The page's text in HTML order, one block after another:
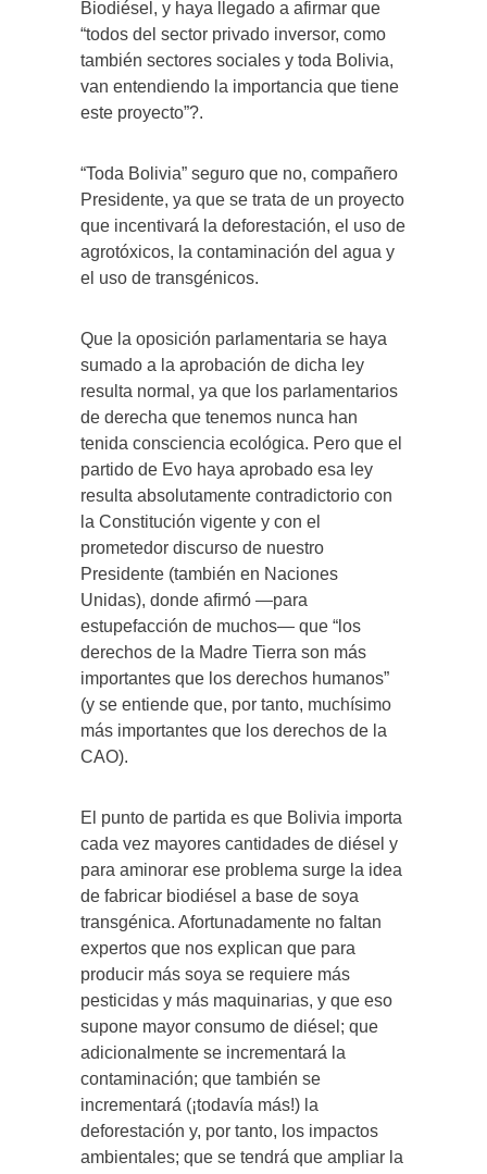
Biodiésel, y haya llegado a afirmar que
“todos del sector privado inversor, como
también sectores sociales y toda Bolivia,
van entendiendo la importancia que tiene
este proyecto”?.
“Toda Bolivia” seguro que no, compañero
Presidente, ya que se trata de un proyecto
que incentivará la deforestación, el uso de
agrotóxicos, la contaminación del agua y
el uso de transgénicos.
Que la oposición parlamentaria se haya
sumado a la aprobación de dicha ley
resulta normal, ya que los parlamentarios
de derecha que tenemos nunca han
tenida consciencia ecológica. Pero que el
partido de Evo haya aprobado esa ley
resulta absolutamente contradictorio con
la Constitución vigente y con el
prometedor discurso de nuestro
Presidente (también en Naciones
Unidas), donde afirmó —para
estupefacción de muchos— que “los
derechos de la Madre Tierra son más
importantes que los derechos humanos”
(y se entiende que, por tanto, muchísimo
más importantes que los derechos de la
CAO).
El punto de partida es que Bolivia importa
cada vez mayores cantidades de diésel y
para aminorar ese problema surge la idea
de fabricar biodiésel a base de soya
transgénica. Afortunadamente no faltan
expertos que nos explican que para
producir más soya se requiere más
pesticidas y más maquinarias, y que eso
supone mayor consumo de diésel; que
adicionalmente se incrementará la
contaminación; que también se
incrementará (¡todavía más!) la
deforestación y, por tanto, los impactos
ambientales; que se tendrá que ampliar la